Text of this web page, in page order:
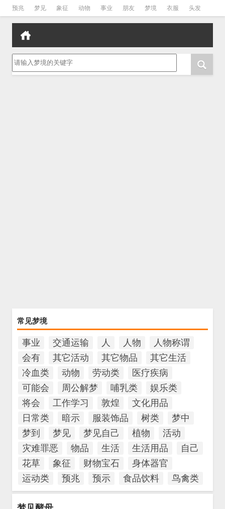
预兆 梦见 象征 动物 事业 朋友 梦境 衣服 头发
孕妇 孩子 吵架 房子
常见梦境
事业 交通运输 人 人物
人物称谓
会有
其它活动 其它物品
其它生活
冷血类
动物 劳动类
医疗疾病
可能会
周公解梦 哺乳类
娱乐类
将会
工作学习 敦煌
文化用品
日常类
暗示 服装饰品 树类
梦中
梦到
梦见 梦见自己 植物
活动
灾难罪恶
物品 生活 生活用品
自己
花草
象征 财物宝石
身体器官
运动类
预兆 预示 食品饮料 鸟禽类